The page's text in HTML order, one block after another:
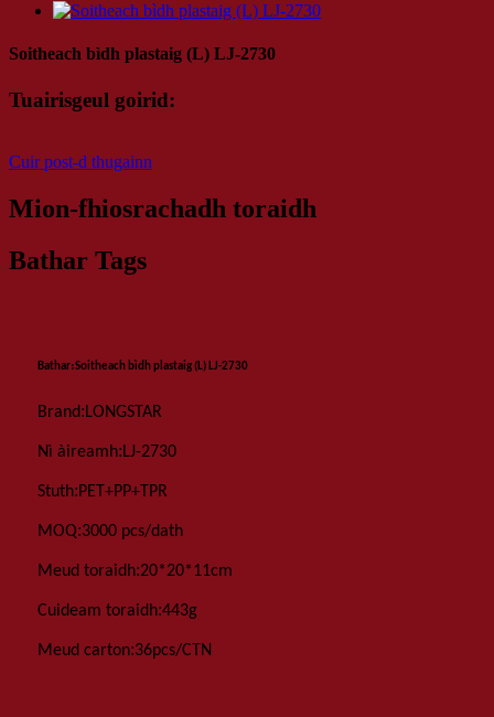
Soitheach bìdh plastaig (L) LJ-2730
Tuairisgeul goirid:
Cuir post-d thugainn
Mion-fhiosrachadh toraidh
Bathar Tags
Bathar:Soitheach bìdh plastaig (L) LJ-2730
Brand:LONGSTAR
Nì àireamh:LJ-2730
Stuth:PET+PP+TPR
MOQ:3000 pcs/dath
Meud toraidh:20*20*11cm
Cuideam toraidh:443g
Meud carton:36pcs/CTN